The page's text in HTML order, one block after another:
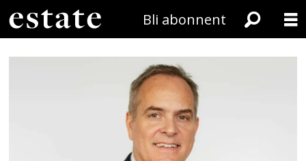
Bli abonnent